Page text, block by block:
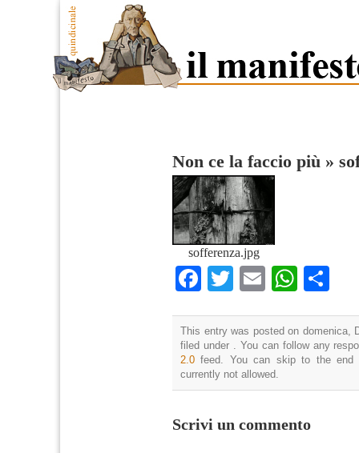
Non ce la faccio più »
sofferenza.jpg
Facebook
TwitterEmail
This entry was posted on domenica,
filed under . You can follow any
2.0 feed. You can skip to the end
currently not allowed.
Scrivi un commento